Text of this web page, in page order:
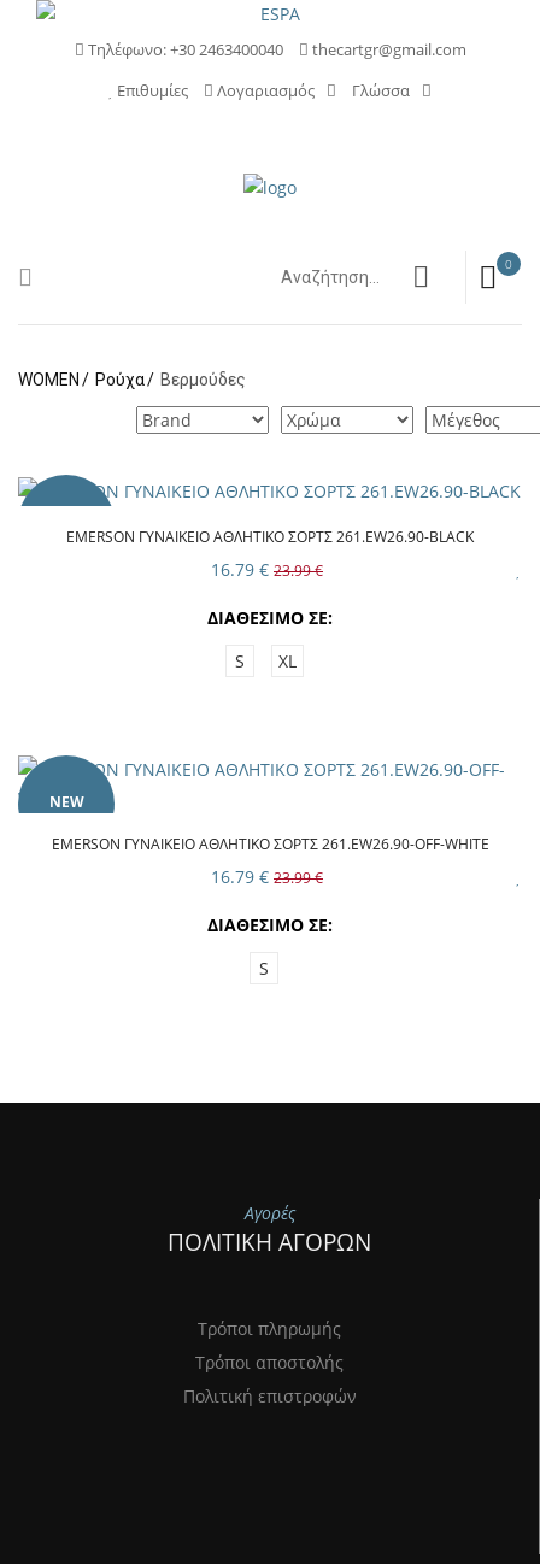
Τηλέφωνο: +30 2463400040
thecartgr@gmail.com
Επιθυμίες
Λογαριασμός Γλώσσα
0
WOMEN Ρούχα Βερμούδες
EMERSON ΓΥΝΑΙΚΕΙΟ ΑΘΛΗΤΙΚΟ ΣΟΡΤΣ 261.EW26.90-BLACK
16.79 € 23.99 €
ΔΙΑΘΕΣΙΜΟ ΣΕ:
S
XL
NEW
EMERSON ΓΥΝΑΙΚΕΙΟ ΑΘΛΗΤΙΚΟ ΣΟΡΤΣ 261.EW26.90-OFF-WHITE
16.79 € 23.99 €
ΔΙΑΘΕΣΙΜΟ ΣΕ:
S
Αγορές
ΠΟΛΙΤΙΚΗ ΑΓΟΡΩΝ
Τρόποι πληρωμής
Τρόποι αποστολής
Πολιτική επιστροφών